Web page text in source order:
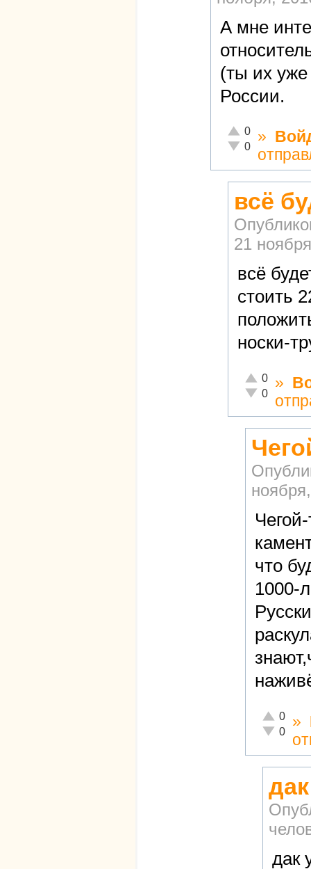
А мне
(ты их уже
России.
Отлично!
0
Неадекватно!
0
»
всё
21
всё
стоить
носки-
Отлично!
0
Неадекватно!
0
»
что
1000-
Отлично!
0
0
»
дак